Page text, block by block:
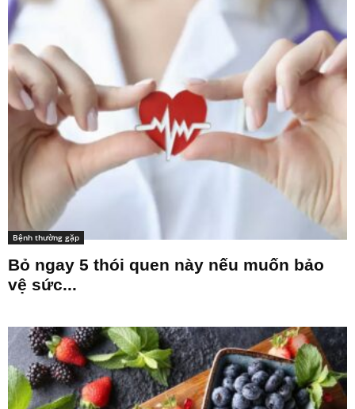
Bệnh thường gặp
Bỏ ngay 5 thói quen này nếu muốn bảo
vệ sức...